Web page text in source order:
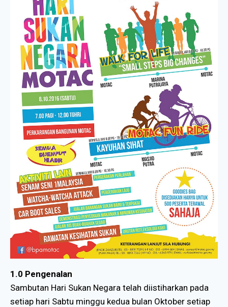
1.0 Pengenalan
Sambutan Hari Sukan Negara telah diistiharkan pada
setiap hari Sabtu minggu kedua bulan Oktober setiap